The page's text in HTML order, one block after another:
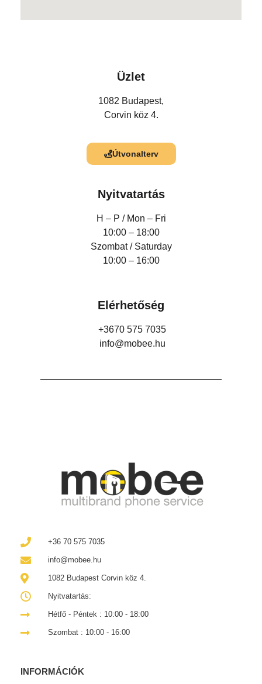
Üzlet
1082 Budapest,
Corvin köz 4.
Útvonalterv
Nyitvatartás
H – P / Mon – Fri
10:00 – 18:00
Szombat / Saturday
10:00 – 16:00
Elérhetőség
+3670 575 7035
info@mobee.hu
+36 70 575 7035
info@mobee.hu
1082 Budapest Corvin köz 4.
Nyitvatartás:
Hétfő - Péntek : 10:00 - 18:00
Szombat : 10:00 - 16:00
INFORMÁCIÓK